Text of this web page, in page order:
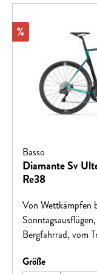
Rabatt
%
Basso
Diamante Sv
Re38
Von Wettkämpfen
Bergfahrrad, vom
das gleiche:
Größeauswählen